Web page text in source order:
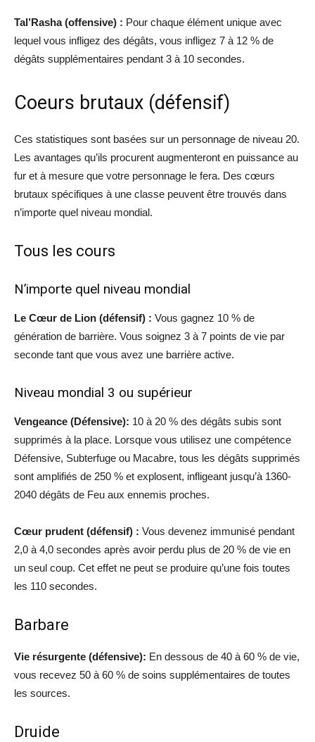
Tal’Rasha (offensive) : Pour chaque élément unique avec
lequel vous infligez des dégâts, vous infligez 7 à 12 % de
dégâts supplémentaires pendant 3 à 10 secondes.
Coeurs brutaux (défensif)
Ces statistiques sont basées sur un personnage de niveau 20.
Les avantages qu’ils procurent augmenteront en puissance au
fur et à mesure que votre personnage le fera. Des cœurs
brutaux spécifiques à une classe peuvent être trouvés dans
n’importe quel niveau mondial.
Tous les cours
N’importe quel niveau mondial
Le Cœur de Lion (défensif) : Vous gagnez 10 % de
génération de barrière. Vous soignez 3 à 7 points de vie par
seconde tant que vous avez une barrière active.
Niveau mondial 3 ou supérieur
Vengeance (Défensive): 10 à 20 % des dégâts subis sont
supprimés à la place. Lorsque vous utilisez une compétence
Défensive, Subterfuge ou Macabre, tous les dégâts supprimés
sont amplifiés de 250 % et explosent, infligeant jusqu’à 1360-
2040 dégâts de Feu aux ennemis proches.
Cœur prudent (défensif) : Vous devenez immunisé pendant
2,0 à 4,0 secondes après avoir perdu plus de 20 % de vie en
un seul coup. Cet effet ne peut se produire qu’une fois toutes
les 110 secondes.
Barbare
Vie résurgente (défensive): En dessous de 40 à 60 % de vie,
vous recevez 50 à 60 % de soins supplémentaires de toutes
les sources.
Druide